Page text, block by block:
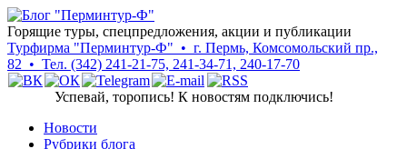
Горящие туры, спецпредложения, акции и публикации
Турфирма "Перминтур-Ф" • г. Пермь, Комсомольский пр.,
82 • Тел. (342) 241-21-75, 241-34-71, 240-17-70
Успевай, торопись! К новостям подключись!
Новости
Рубрики блога